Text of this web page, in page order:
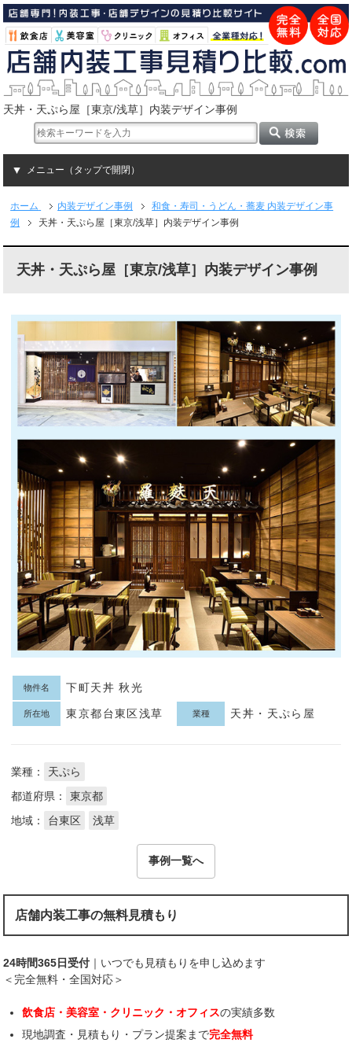
天丼・天ぷら屋［東京/浅草］内装デザイン事例
メニュー（タップで開閉）
ホーム 内装デザイン事例
和食・寿司・うどん・蕎麦 内装デザイン事
例
天丼・天ぷら屋［東京/浅草］内装デザイン事例
天丼・天ぷら屋［東京/浅草］内装デザイン事例
物件名 下町天丼 秋光
所在地 東京都台東区浅草 業種 天丼・天ぷら屋
業種：
天ぷら
都道府県：
東京都
地域：
台東区 浅草
事例一覧へ
店舗内装工事の無料見積もり
24時間365日受付 ｜いつでも見積もりを申し込めます
＜完全無料・全国対応＞
飲食店・美容室・クリニック・オフィスの実績多数
現地調査・見積もり・プラン提案まで完全無料